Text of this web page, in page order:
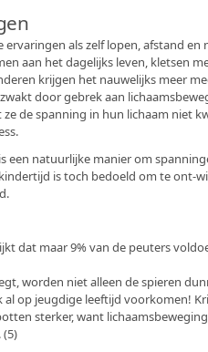
ervaringen als zelf lopen, afstand en
aan het dagelijks leven, kletsen
krijgen het nauwelijks meer
door gebrek aan
de spanning in hun lichaam niet
een natuurlijke manier om
is toch bedoeld om te ont-
dat maar 9% van de peuters
worden niet alleen de spieren
op jeugdige leeftijd voorkomen!
sterker, want